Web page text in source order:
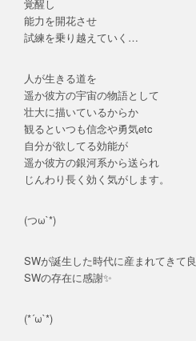
覚醒し
能力を開花させ
試練を乗り越えていく…
人が生きる道を
遥か彼方の宇宙の物語として
壮大に描いているからか
観るといつも信念や勇気etc
自分が欲してる効能が
遥か彼方の銀河系から送られ
じんわり長く効く気がします。
(つω`*)
SWが誕生した時代に産まれてきて
SWの存在に感謝✨
(*´ω`*)